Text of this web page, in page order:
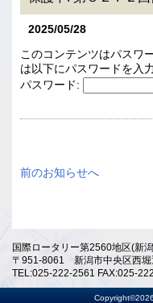
2025/05/28
このコンテンツはパスワ
は以下にパスワードを入
パスワード:
前のお知らせへ
国際ロータリー第2560地区(新
〒951-8061 新潟市中央区西
TEL:025-222-2561 FAX:025-